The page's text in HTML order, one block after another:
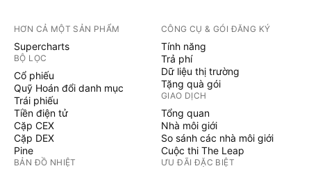
HƠN CẢ MỘT SẢN PHẨM
Supercharts
BỘ LỌC
Cổ phiếu
Quỹ Hoán đổi danh mục
Trái phiếu
Tiền điện tử
Cặp CEX
Cặp DEX
Pine
BẢN ĐỒ NHIỆT
CÔNG CỤ & GÓI ĐĂNG KÝ
Tính năng
Trả phí
Dữ liệu thị trường
Tặng quà gói
GIAO DỊCH
Tổng quan
Nhà môi giới
So sánh các nhà môi giới
Cuộc thi The Leap
ƯU ĐÃI ĐẶC BIỆT